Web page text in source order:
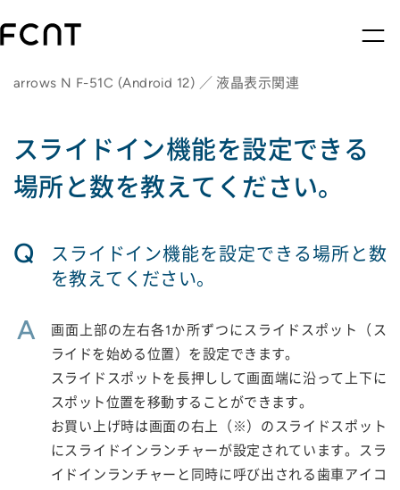
arrows N F-51C (Android 12) ／ 液晶表示関連
スライドイン機能を設定できる
場所と数を教えてください。
Q
スライドイン機能を設定できる場所と数
を教えてください。
A
画面上部の左右各1か所ずつにスライドスポット（ス
ライドを始める位置）を設定できます。
スライドスポットを長押しして画面端に沿って上下に
スポット位置を移動することができます。
お買い上げ時は画面の右上（※）のスライドスポット
にスライドインランチャーが設定されています。スラ
イドインランチャーと同時に呼び出される歯車アイコ